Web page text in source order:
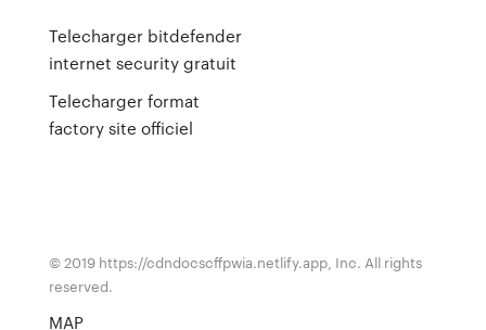
Telecharger bitdefender
internet security gratuit
Telecharger format
factory site officiel
© 2019 https://cdndocscffpwia.netlify.app, Inc. All rights
reserved.
MAP